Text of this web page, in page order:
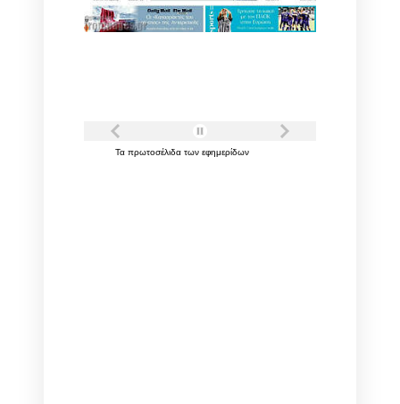
Τα πρωτοσέλιδα των εφημερίδων